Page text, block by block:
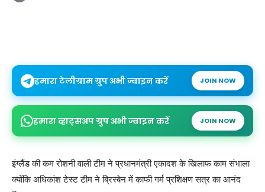
हमारा टेलीग्राम ग्रुप अभी ज्वाइन करें JOIN NOW
हमारा व्हाट्सअप ग्रुप अभी ज्वाइन करें JOIN NOW
इंग्लैंड की कम रोशनी वाली टीम ने प्रधानमंत्री एकादश के खिलाफ काम संभाला
क्योंकि अधिकांश टेस्ट टीम ने ब्रिस्बेन में काफी गर्म प्रशिक्षण सत्र का आनंद